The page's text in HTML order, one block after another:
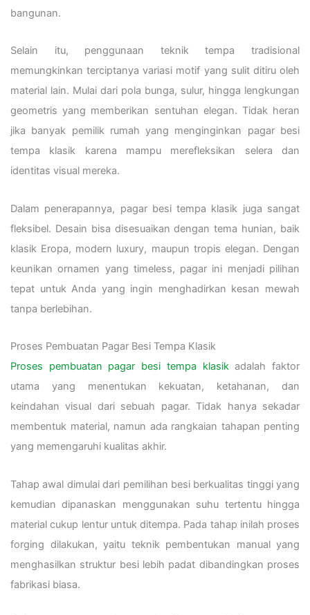
bangunan.
Selain itu, penggunaan teknik tempa tradisional
memungkinkan terciptanya variasi motif yang sulit ditiru oleh
material lain. Mulai dari pola bunga, sulur, hingga lengkungan
geometris yang memberikan sentuhan elegan. Tidak heran
jika banyak pemilik rumah yang menginginkan pagar besi
tempa klasik karena mampu merefleksikan selera dan
identitas visual mereka.
Dalam penerapannya, pagar besi tempa klasik juga sangat
fleksibel. Desain bisa disesuaikan dengan tema hunian, baik
klasik Eropa, modern luxury, maupun tropis elegan. Dengan
keunikan ornamen yang timeless, pagar ini menjadi pilihan
tepat untuk Anda yang ingin menghadirkan kesan mewah
tanpa berlebihan.
Proses Pembuatan Pagar Besi Tempa Klasik
Proses pembuatan pagar besi tempa klasikadalah faktor
utama yang menentukan kekuatan, ketahanan, dan
keindahan visual dari sebuah pagar. Tidak hanya sekadar
membentuk material, namun ada rangkaian tahapan penting
yang memengaruhi kualitas akhir.
Tahap awal dimulai dari pemilihan besi berkualitas tinggi yang
kemudian dipanaskan menggunakan suhu tertentu hingga
material cukup lentur untuk ditempa. Pada tahap inilah proses
forging dilakukan, yaitu teknik pembentukan manual yang
menghasilkan struktur besi lebih padat dibandingkan proses
fabrikasi biasa.